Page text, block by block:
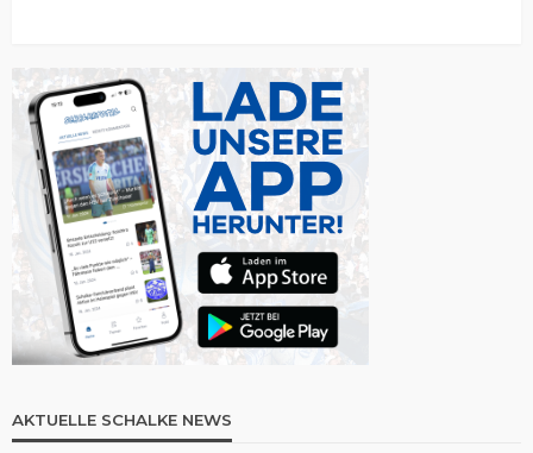
AKTUELLE SCHALKE NEWS